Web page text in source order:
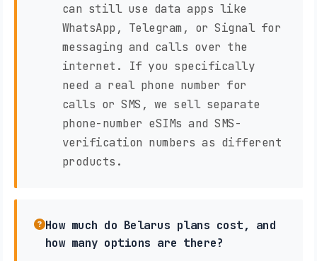
can still use data apps like
WhatsApp, Telegram, or Signal for
messaging and calls over the
internet. If you specifically
need a real phone number for
calls or SMS, we sell separate
phone-number eSIMs and SMS-
verification numbers as different
products.
How much do Belarus plans cost, and
how many options are there?